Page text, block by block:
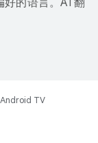
的语言。AI 翻
Android TV